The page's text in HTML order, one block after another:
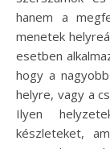
hanem a
menetek
esetben
hogy a
helyre, vagy a
Ilyen
készleteket,